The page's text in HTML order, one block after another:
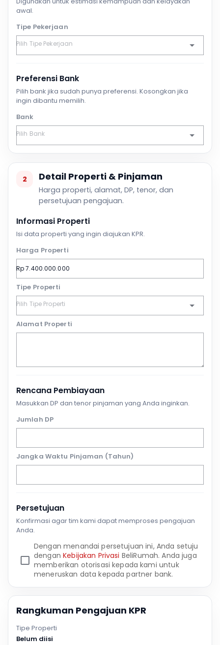
awal.
Tipe Pekerjaan
Preferensi Bank
Pilih bank jika sudah punya preferensi. Kosongkan jika
ingin dibantu memilih.
Bank
2 Detail Properti & Pinjaman
Harga properti, alamat, DP, tenor, dan
persetujuan pengajuan.
Informasi Properti
Isi data properti yang ingin diajukan KPR.
Harga Properti
Tipe Properti
Alamat Properti
Rencana Pembiayaan
Masukkan DP dan tenor pinjaman yang Anda inginkan.
Jumlah DP
Jangka Waktu Pinjaman (Tahun)
Persetujuan
Konfirmasi agar tim kami dapat memproses pengajuan
Anda.
Dengan menandai persetujuan ini, Anda setuju
denganKebijakan Privasi BeliRumah. Anda juga
memberikan otorisasi kepada kami untuk
meneruskan data kepada partner bank.
Rangkuman Pengajuan KPR
Tipe Properti
Belum diisi